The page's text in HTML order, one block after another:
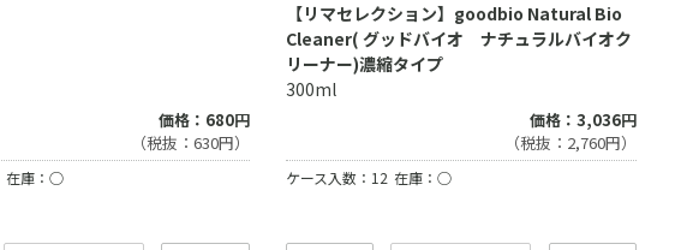
価格：680円
（税抜：630円）
在庫：○
【リマセレクション】goodbio Natural Bio
Cleaner( グッドバイオ ナチュラルバイオク
リーナー)濃縮タイプ
300ml
価格：3,036円
（税抜：2,760円）
ケース入数：12 在庫：○